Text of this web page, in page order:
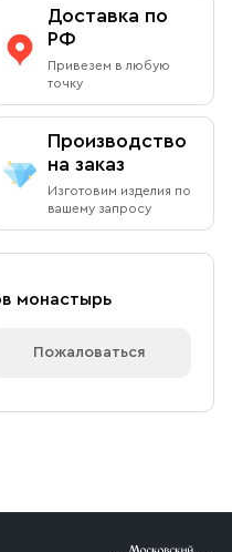
Доставка по
РФ
Привезем в любую
точку
Производство
на заказ
Изготовим изделия по
вашему запросу
монастырь
Пожаловаться